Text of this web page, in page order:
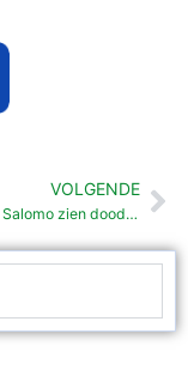
VOLGENDE
1 Keunenks Salomo zien dood (11:41-43)